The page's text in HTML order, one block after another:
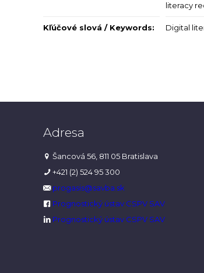
literacy
Kľúčové slová / Keywords: Digital
Adresa
Šancová 56, 811 05 Bratislava
+421 (2) 524 95 300
progasis@savba.sk
Prognostický ústav CSPV SAV
Prognostický ústav CSPV SAV